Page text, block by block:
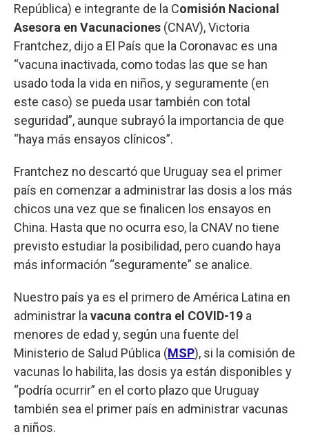
República) e integrante de la Comisión Nacional
Asesora en Vacunaciones (CNAV), Victoria
Frantchez, dijo a El País que la Coronavac es una
“vacuna inactivada, como todas las que se han
usado toda la vida en niños, y seguramente (en
este caso) se pueda usar también con total
seguridad”, aunque subrayó la importancia de que
“haya más ensayos clínicos”.
Frantchez no descartó que Uruguay sea el primer
país en comenzar a administrar las dosis a los más
chicos una vez que se finalicen los ensayos en
China. Hasta que no ocurra eso, la CNAV no tiene
previsto estudiar la posibilidad, pero cuando haya
más información “seguramente” se analice.
Nuestro país ya es el primero de América Latina en
administrar la vacuna contra el COVID-19 a
menores de edad y, según una fuente del
Ministerio de Salud Pública (MSP), si la comisión de
vacunas lo habilita, las dosis ya están disponibles y
“podría ocurrir” en el corto plazo que Uruguay
también sea el primer país en administrar vacunas
a niños.